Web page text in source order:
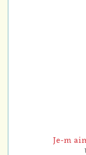
Je-m